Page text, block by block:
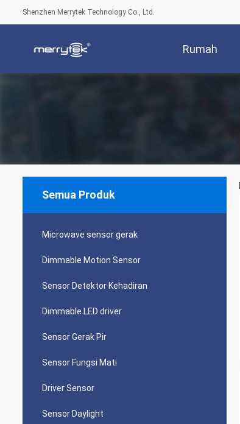
Shenzhen Merrytek Technology Co., Ltd.
Rumah
Semua Produk
Microwave sensor gerak
Dimmable Motion Sensor
Sensor Detektor Kehadiran
Dimmable LED driver
Sensor Gerak Pir
Sensor Fungsi Mati
Driver Sensor
Sensor Daylight